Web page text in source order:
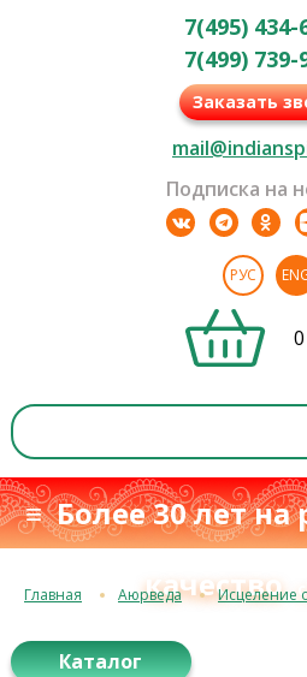
7(495) 434-
7(499) 739-
Заказать
Подписка на
РУС
≡ Более 30 лет
качество
Главная Аюрведа Исцеление
Каталог